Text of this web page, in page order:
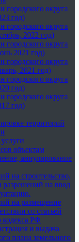
городского округа
год)
городского округа
2022 год)
городского округа
2021 год)
городского округа
2021 год)
городского округа
год)
городского округа
год)
территорий
объектам
аннулирование
на строительство,
разрешений на ввод
на размещение
со статьей
кодекса РФ
и выдача
плана земельного